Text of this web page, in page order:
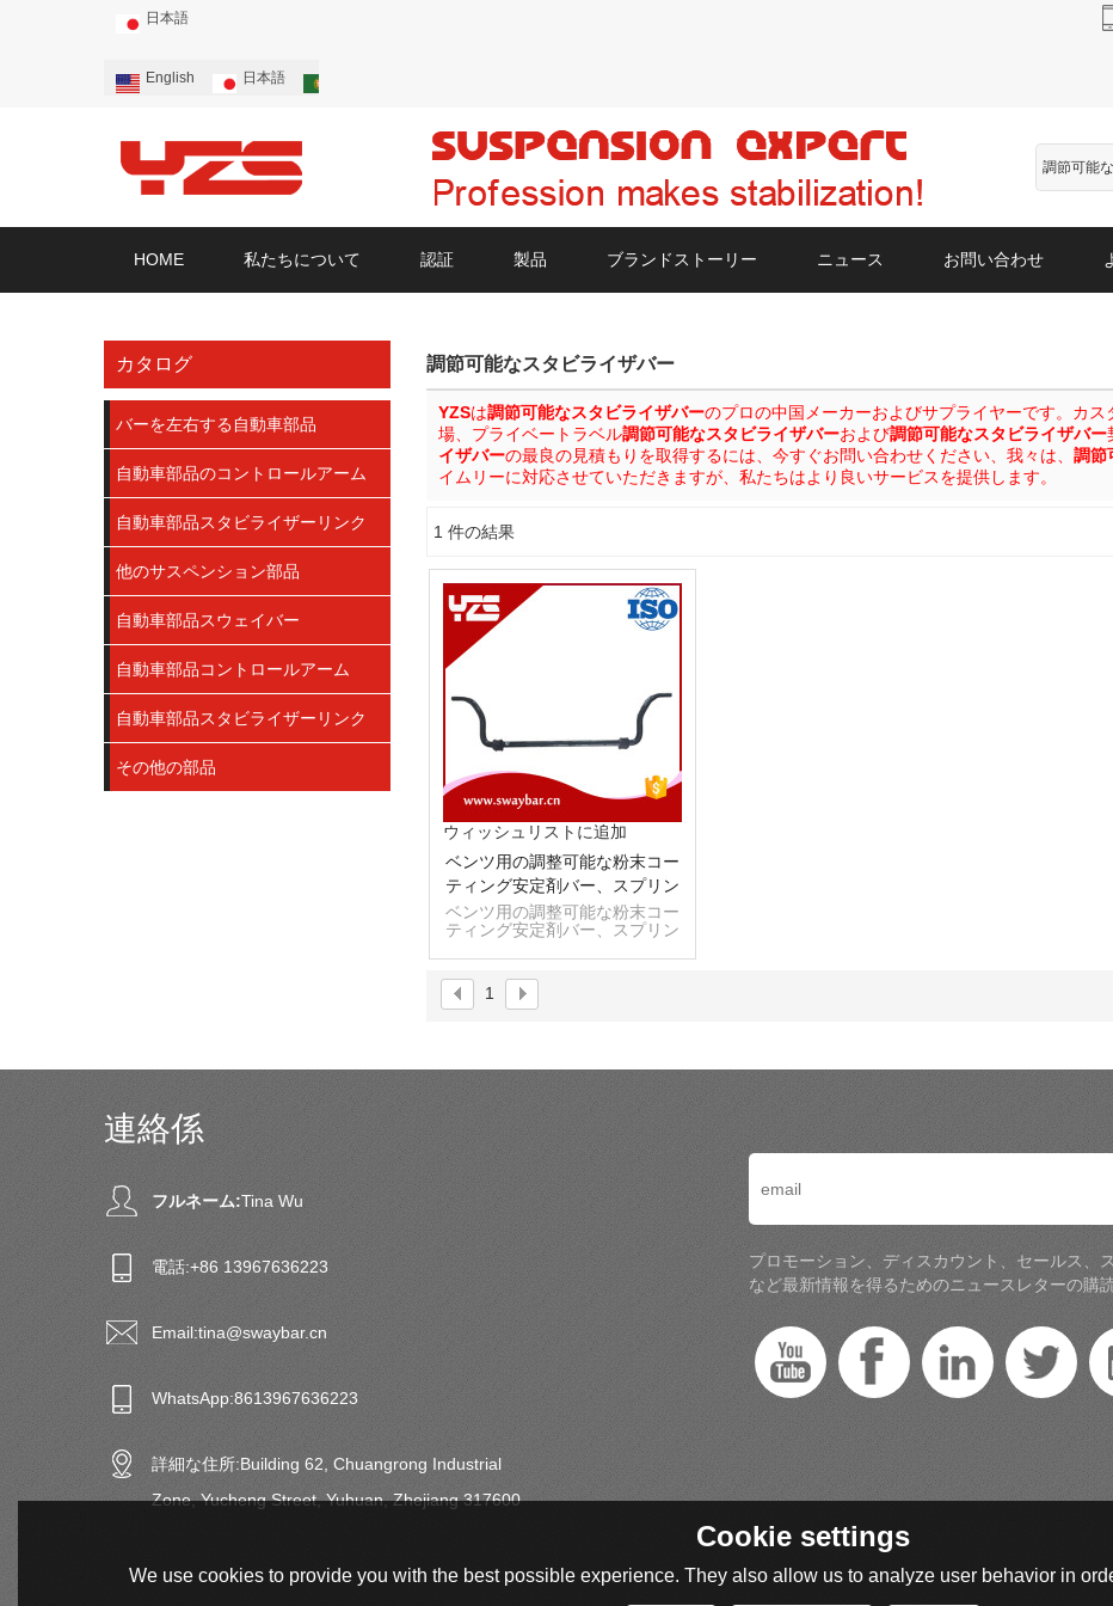
日本語
English 日本語
HOME 私たちについて 認証 製品 ブランドストーリー ニュース お問い合わせ
カタログ
バーを左右する自動車部品
自動車部品のコントロールアーム
自動車部品スタビライザーリンク
他のサスペンション部品
自動車部品スウェイバー
自動車部品コントロールアーム
自動車部品スタビライザーリンク
その他の部品
調節可能なスタビライザバー
YZSは調節可能なスタビライザバーのプロの中国メーカーおよびサプライヤーです。カス
場、プライベートラベル調節可能なスタビライザバーおよび調節可能なスタビライザバー
イザバーの最良の見積もりを取得するには、今すぐお問い合わせください、我々は、 調節
イムリーに対応させていただきますが、私たちはより良いサービスを提供します。
1 件の結果
ウィッシュリストに追加
ベンツ用の調整可能な粉末コー
ティング安定剤バー、スプリン
グ鋼
ベンツ用の調整可能な粉末コー
ティング安定剤バー、スプリン
1
連絡係
フルネーム:Tina Wu
電話:+86 13967636223
Email:tina@swaybar.cn
WhatsApp:8613967636223
詳細な住所:Building 62, Chuangrong Industrial
Zone, Yucheng Street, Yuhuan, Zhejiang 317600
プロモーション、ディスカウント、セールス、
など最新情報を得るためのニュースレターの購
Cookie settings
We use cookies to provide you with the best possible experience. They also allow us to analyze user behavior in